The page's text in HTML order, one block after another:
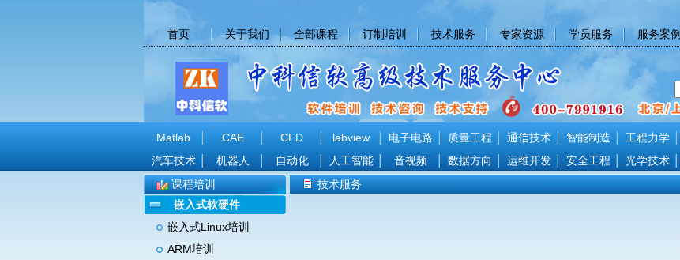
首页 关于我们 全部课程 订制培训 技术服务 专家资源 学员服务 服务案例
Matlab CAE CFD labview 电子电路 质量工程 通信技术 智能制造 工程力学
汽车技术
机器人 自动化 人工智能 音视频 数据方向 运维开发 安全工程 光学技术
课程培训
嵌入式软硬件
嵌入式Linux培训
ARM培训
技术服务